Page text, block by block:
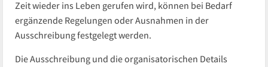
Zeit wieder ins Leben gerufen wird, können bei Bedarf
ergänzende Regelungen oder Ausnahmen in der
Ausschreibung festgelegt werden.
Die Ausschreibung und die organisatorischen Details